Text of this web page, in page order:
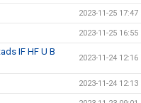
2023-11-25 17:47
2023-11-25 16:55
IF HF U B
2023-11-24 12:16
2023-11-24 12:13